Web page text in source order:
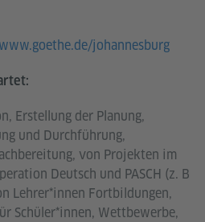
www.goethe.de/johannesburg
Erstellung der Planung,
und Durchführung,
von Projekten im
Deutsch und PASCH (z. B
Lehrer*innen Fortbildungen,
Schüler*innen, Wettbewerbe,